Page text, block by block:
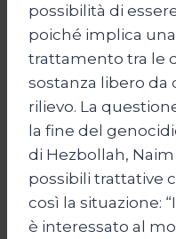
possibilità di
poiché implica
trattamento tra le
sostanza libero da
rilievo. La
la fine del
di Hezbollah,
possibili trattative
così la situazione:
è interessato al